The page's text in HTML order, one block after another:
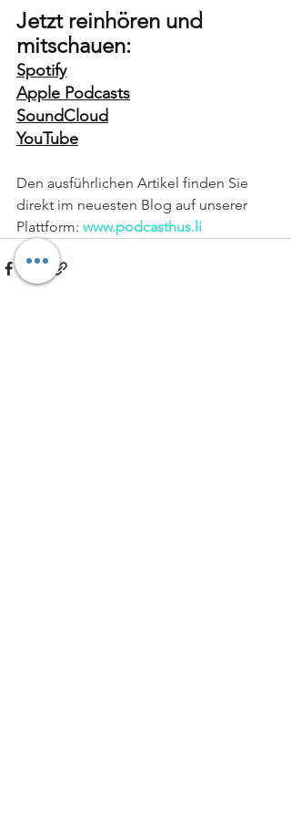
Jetzt reinhören und
mitschauen:
Spotify
Apple Podcasts
SoundCloud
YouTube
Den ausführlichen Artikel finden Sie
direkt im neuesten Blog auf unserer
Plattform: www.podcasthus.li